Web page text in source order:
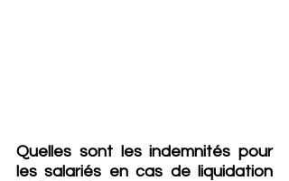
Quelles sont les indemnités pour
les salariés en cas de liquidation